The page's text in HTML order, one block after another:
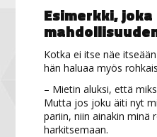
Esimerkki,
Kotka ei itse näe
hän haluaa myös
– Mietin aluksi, että
Mutta jos joku äiti nyt
pariin, niin ainakin minä
harkitsemaan.